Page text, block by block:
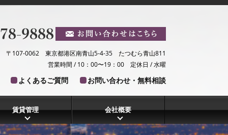
〒107-0062 東京都港区南青山5-4-35 たつむら青山811
営業時間 / 10：00〜19：00 定休日 / 水曜
よくあるご質問 お問い合わせ・無料相談
賃貸管理 会社概要